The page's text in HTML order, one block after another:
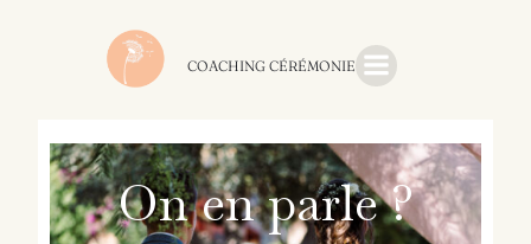
COACHING CÉRÉMONIE
On en parle ?